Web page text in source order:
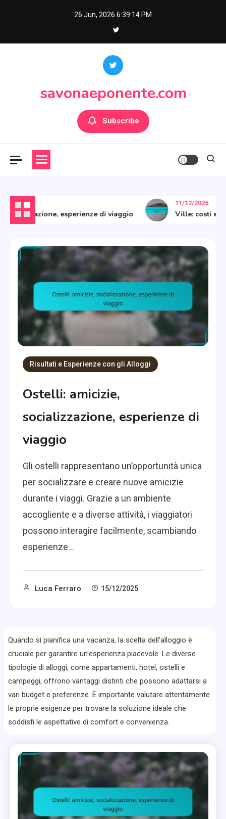
26 Jun, 2026 6:39:15 PM
savonaeponente.com
Subscribe
esperienze di viaggio
11/12/2025
Ville: costi
Risultati e Esperienze con gli Alloggi
Ostelli: amicizie,
socializzazione, esperienze di
viaggio
Gli ostelli rappresentano un’opportunità unica
per socializzare e creare nuove amicizie
durante i viaggi. Grazie a un ambiente
accogliente e a diverse attività, i viaggiatori
possono interagire facilmente, scambiando
esperienze…
Luca Ferraro 15/12/2025
Quando si pianifica una vacanza, la scelta dell'alloggio è
cruciale per garantire un'esperienza piacevole. Le diverse
tipologie di alloggi, come appartamenti, hotel, ostelli e
campeggi, offrono vantaggi distinti che possono adattarsi a
vari budget e preferenze. È importante valutare attentamente
le proprie esigenze per trovare la soluzione ideale che
soddisfi le aspettative di comfort e convenienza.